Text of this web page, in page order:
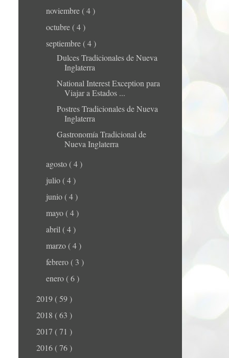
noviembre ( 4 )
octubre ( 4 )
septiembre ( 4 )
Dulces Tradicionales de Nueva
Inglaterra
National Interest Exception para
Viajar a Estados ...
Postres Tradicionales de Nueva
Inglaterra
Gastronomía Tradicional de
Nueva Inglaterra
agosto ( 4 )
julio ( 4 )
junio ( 4 )
mayo ( 4 )
abril ( 4 )
marzo ( 4 )
febrero ( 3 )
enero ( 6 )
2019 ( 59 )
2018 ( 63 )
2017 ( 71 )
2016 ( 76 )